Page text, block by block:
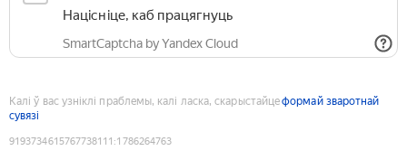
Націсніце, каб працягнуць
SmartCaptcha by Yandex Cloud
Калі ў вас узніклі праблемы, калі ласка, скарыстайцеформай зваротнай
сувязі
9193734615767738111 :1786264763